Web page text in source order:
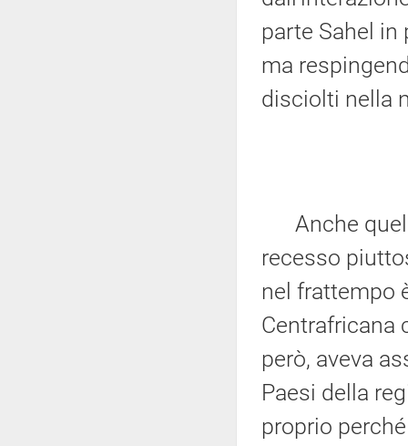
parte Sahel in
ma
disciolti nella
Anche
recesso
nel frattempo
Centrafricana
però, aveva
Paesi della
proprio